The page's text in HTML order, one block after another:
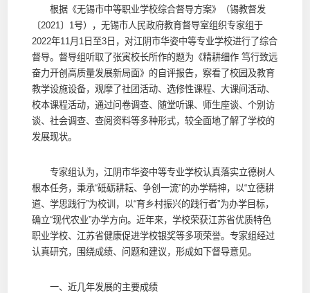
根据《无锡市中等职业学校综合督导方案》（锡教督发
〔2021〕1号），无锡市人民政府教育督导室组织专家组于
2022年11月1日至3日，对江阴市华姿中等专业学校进行了综合
督导。督导组听取了张寅校长所作的题为《精耕细作 笃行致远
奋力开创高质量发展新局面》的自评报告，察看了校园及教育
教学设施设备，观摩了社团活动、选修性课程、大课间活动、
校本课程活动，通过问卷调查、随堂听课、师生座谈、个别访
谈、社会调查、查阅资料等多种形式，较全面地了解了学校的
发展现状。
专家组认为，江阴市华姿中等专业学校认真落实立德树人
根本任务，秉承“砥砺耕耘、争创一流”的办学精神，以“立德耕
道、学思践行”为校训，以“育乡村振兴的践行者”为办学目标，
确立“现代农业”办学方向。近年来，学校荣获江苏省优质特色
职业学校、江苏省健康促进学校银奖等多项荣誉。专家组经过
认真研究，围绕成绩、问题和建议，形成如下督导意见。
一、近几年发展的主要成绩